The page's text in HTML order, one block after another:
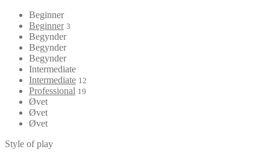
Beginner
Beginner 3
Begynder
Begynder
Begynder
Intermediate
Intermediate 12
Professional 19
Øvet
Øvet
Øvet
Style of play